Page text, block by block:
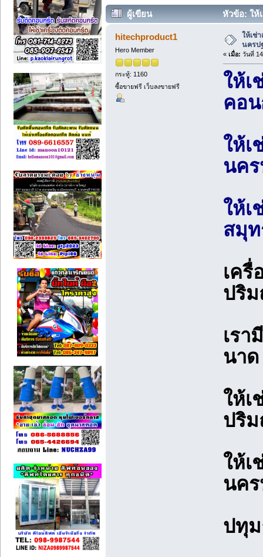
ผู้เขียน
หัวข้อ: ให้
(อ่าน 40523 ครั้ง)
hitechproduct1
Hero Member
กระทู้: 1160
ซื้อขายฟรี เว็บลงขายฟรี
ให้เช่
นครป
« เมื่อ: วันที่
ให้เ
คอน
ให้
นค
ให้เ
สมุ
เค
ปริ
เร
นาด
ให้เ
ปริ
ให้เ
นค
ปทุ